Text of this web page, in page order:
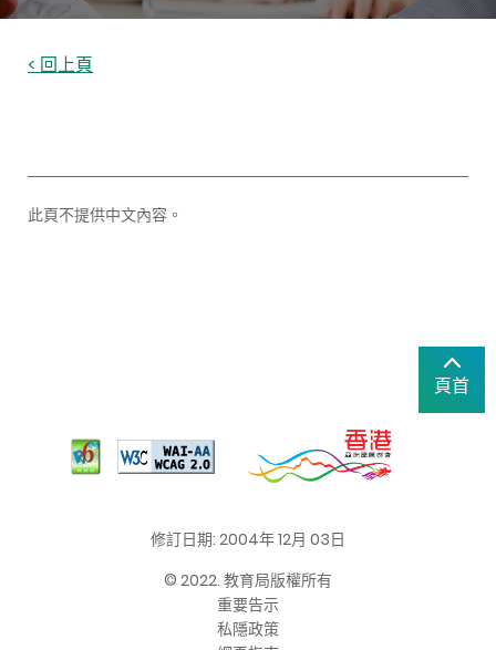
< 回上頁
此頁不提供中文內容。
頁首
修訂日期: 2004年 12月 03日
© 2022. 教育局版權所有
重要告示
私隱政策